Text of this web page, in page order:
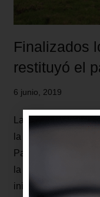
Finalizados
restituyó el
6 junio, 2019
La Empresa
la ciudadanía que,
Parque de El
la zona intervenida
inició en abril del